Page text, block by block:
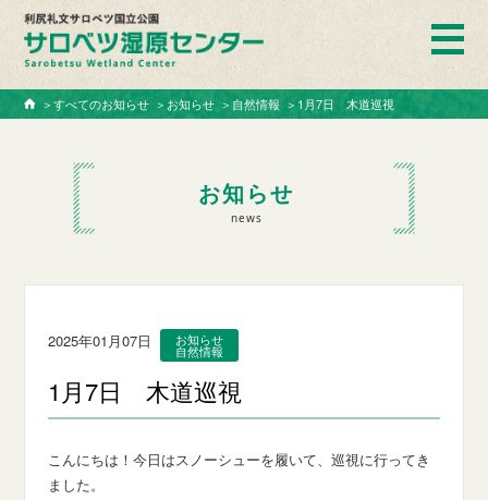
ホーム
＞すべてのお知らせ ＞ お知らせ ＞自然情報 ＞ 1月7日 木道巡視
お知らせ
news
2025年01月07日 お知らせ
自然情報
1月7日 木道巡視
こんにちは！今日はスノーシューを履いて、巡視に行ってき
ました。